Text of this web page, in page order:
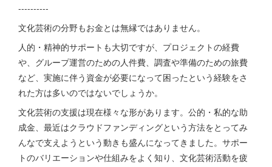
----------
文化芸術の分野もお金とは無縁ではありません。
人的・精神的サポートも大切ですが、プロジェクトの経費
や、グループ運営のための人件費、調査や準備のための旅費
など、実施に伴う資金が必要になって困ったという経験をさ
れた方は多いのではないでしょうか。
文化芸術の支援は現在様々な形があります。公的・私的な助
成金、最近はクラウドファンディングという方法をとってみ
んなで支えようという動きも盛んになってきました。サポー
トのバリエーションや仕組みをよく知り、文化芸術活動を疲